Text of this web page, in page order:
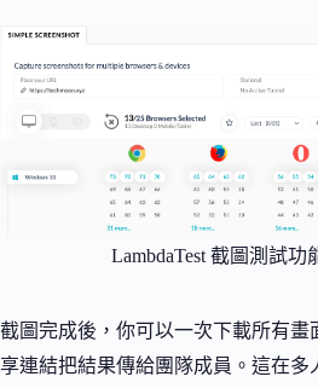
LambdaTest 截圖測試功
截圖完成後，你可以一次下載所有畫
享連結把結果傳給團隊成員。這在多